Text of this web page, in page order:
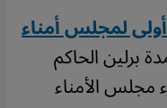
لمجلس أمناء
برلين الحاكم
الأمناء